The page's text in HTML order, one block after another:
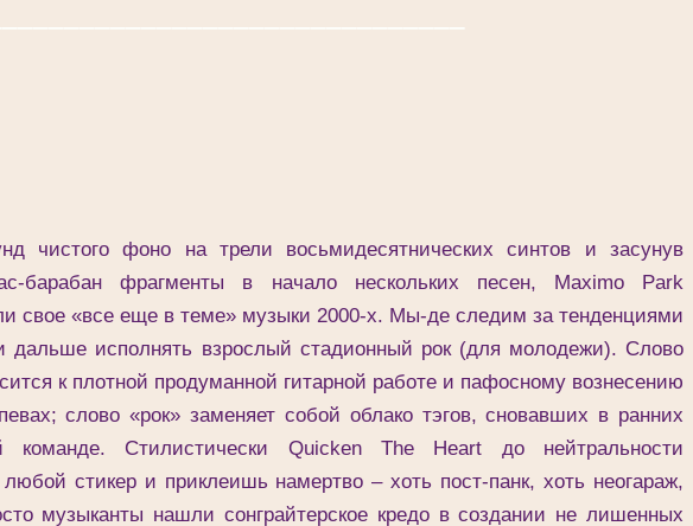
фоно на трели восьмидесятнических синтов и засунув
барабан фрагменты в начало нескольких песен, Maximo Park
свое «все еще в теме» музыки 2000-х. Мы-де следим за тенденциями
исполнять взрослый стадионный рок (для молодежи). Слово
к плотной продуманной гитарной работе и пафосному вознесению
слово «рок» заменяет собой облако тэгов, сновавших в ранних
команде. Стилистически Quicken The Heart до нейтральности
стикер и приклеишь намертво – хоть пост-панк, хоть неогараж,
музыканты нашли сонграйтерское кредо в создании не лишенных